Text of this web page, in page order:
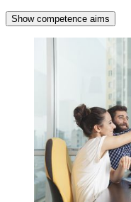
Show competence aims